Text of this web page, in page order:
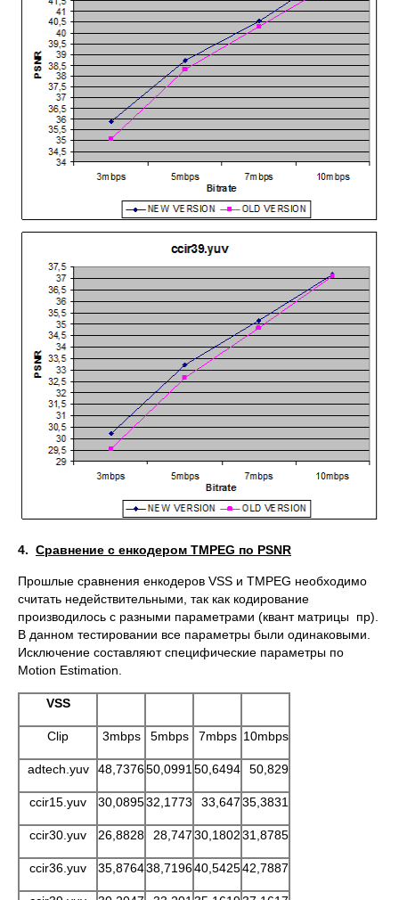
4. Сравнение c енкодером TMPEG по PSNR
Прошлые сравнения енкодеров VSS и TMPEG необходимо
считать недействительными, так как кодирование
производилось с разными параметрами (квант матрицы пр).
В данном тестировании все параметры были одинаковыми.
Исключение составляют специфические параметры по
Motion Estimation.
VSS
Clip 3mbps 5mbps 7mbps 10mbps
adtech.yuv 48,737650,0991 50,6494 50,829
ccir15.yuv 30,089532,1773 33,64735,3831
ccir30.yuv 26,8828 28,74730,180231,8785
ccir36.yuv 35,876438,719640,542542,7887